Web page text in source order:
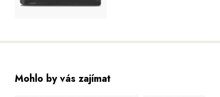
Mohlo by vás zajímat